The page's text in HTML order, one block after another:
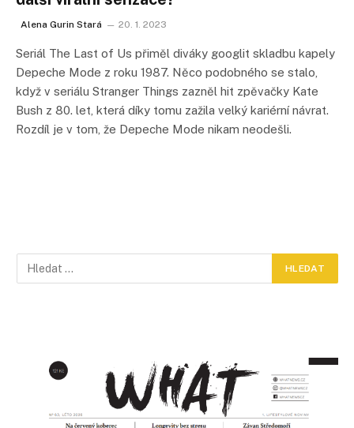
Alena Gurin Stará 20. 1. 2023
Seriál The Last of Us přiměl diváky googlit skladbu kapely
Depeche Mode z roku 1987. Něco podobného se stalo,
když v seriálu Stranger Things zazněl hit zpěvačky Kate
Bush z 80. let, která díky tomu zažila velký kariérní návrat.
Rozdíl je v tom, že Depeche Mode nikam neodešli.